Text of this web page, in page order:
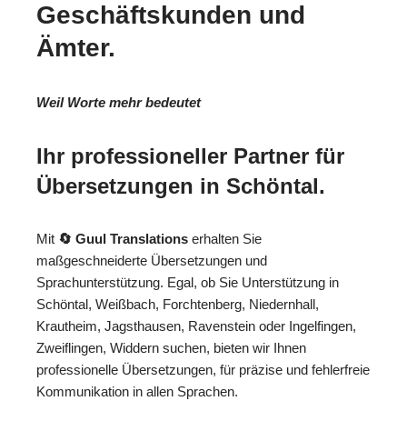
Geschäftskunden und
Ämter.
Weil Worte mehr bedeutet
Ihr professioneller Partner für
Übersetzungen in Schöntal.
Mit 🔄 Guul Translations erhalten Sie
maßgeschneiderte Übersetzungen und
Sprachunterstützung. Egal, ob Sie Unterstützung in
Schöntal, Weißbach, Forchtenberg, Niedernhall,
Krautheim, Jagsthausen, Ravenstein oder Ingelfingen,
Zweiflingen, Widdern suchen, bieten wir Ihnen
professionelle Übersetzungen, für präzise und fehlerfreie
Kommunikation in allen Sprachen.